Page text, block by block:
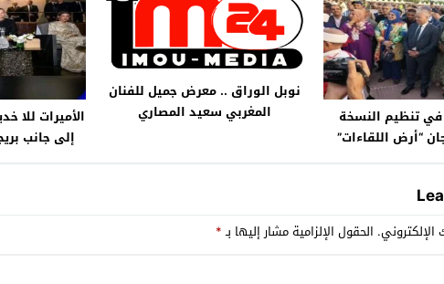
في تنظيم النسخة
“أرض اللقاءات”
نوبل الوراق .. معرض جميل للفنان
المغربي سعيد المصاري
الأميرات للا
إلى جانب
الحقول الإلزامية مشار إليها بـ*